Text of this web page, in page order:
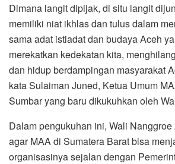
Dimana langit dipijak, di situ langit
memiliki niat ikhlas dan tulus dalam
sama adat istiadat dan budaya Aceh
merekatkan kedekatan kita,
dan hidup berdampingan masyarakat
kata Sulaiman Juned, Ketua Umum
Sumbar yang baru dikukuhkan oleh
Dalam pengukuhan ini, Wali
agar MAA di Sumatera Barat bisa
organisasinya sejalan dengan